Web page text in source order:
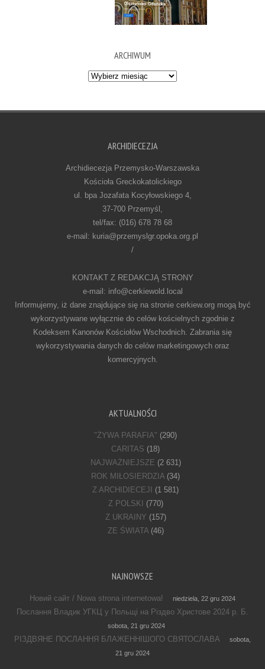
ARCHIWUM
Archiwum
ARCHIDIECEZJA
Archidiecezja Przemysko-Warszawska
Kościoła Greckokatolickiego
ul. bpa Jozafata Kocyłowskiego 4,
37-700 Przemyśl,
tel/fax: (016) 678 78 68
e-mail: kuria@przemyslgr.opoka.org.pl
/
KONTAKT Z REDAKCJĄ STRONY
e-mail: info@cerkiewold.local
Informujemy, iż dane znajdujące się na stronie cerkiew.org mogą być
wykorzystywane wyłącznie do celów kościelnych zgodnie z
Kodeksem Kanonów Kościołów Wschodnich. Zabrania się
wykorzystywania danych do celów marketingowych oraz
komercyjnych.
AKTUALNOŚCI
"ŻYWA PARAFIA" (290)
CARITAS (18)
NAJWAŻNIEJSZE (2 631)
ROK MIŁOSIERDZIA(34)
Z ARCHIDIECEJI
(1 581)
Z POLSKI
(770)
Z UKRAINY (157)
ZE ŚWIATA(46)
NAJNOWSZE
Новий сайт / Nowa strona internetowa! niedziela, 22 gru 2024
Послання Владик УГКЦ у Польщі на Різдво Христове 2024 р. Б.
sobota, 21 gru 2024
РІЗДВЯНЕ ПОСЛАННЯ БЛАЖЕННІШОГО СВЯТОСЛАВА
sobota,
21 gru 2024